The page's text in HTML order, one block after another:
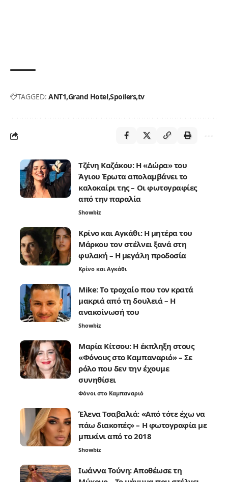
TAGGED: ANT1 Grand HotelSpoilerstv
Τζένη Καζάκου: Η «Δώρα» του
Άγιου Έρωτα απολαμβάνει το
καλοκαίρι της – Οι φωτογραφίες
από την παραλία
Showbiz
Κρίνο και Αγκάθι: Η μητέρα του
Μάρκου τον στέλνει ξανά στη
φυλακή – Η μεγάλη προδοσία
Κρίνο και Αγκάθι
Mike: Το τροχαίο που τον κρατά
μακριά από τη δουλειά – Η
ανακοίνωσή του
Showbiz
Μαρία Κίτσου: Η έκπληξη στους
«Φόνους στο Καμπαναριό» – Σε
ρόλο που δεν την έχουμε
συνηθίσει
Φόνοι στο Καμπαναριό
Έλενα Τσαβαλιά: «Από τότε έχω να
πάω διακοπές» – Η φωτογραφία με
μπικίνι από το 2018
Showbiz
Ιωάννα Τούνη: Αποθέωσε τη